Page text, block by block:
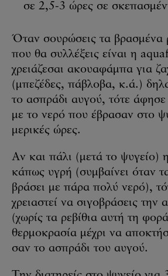
σε 2,5-3 ώρες σε
Όταν σουρώσεις τα βρασμένα
που θα συλλέξεις είναι η
χρειάζεσαι ακουαφάμπα για
(μπεζέδες, πάβλοβα, κ.ά.)
το ασπράδι αυγού, τότε άφησε
με το νερό που έβρασαν στο
μερικές ώρες.
Αν και πάλι (μετά το ψυγείο)
κάπως υγρή (συμβαίνει όταν
βράσει με πάρα πολύ νερό),
χρειαστεί να σιγοβράσεις
(χωρίς τα ρεβίθια αυτή τη
θερμοκρασία μέχρι να
σαν το ασπράδι του αυγού.